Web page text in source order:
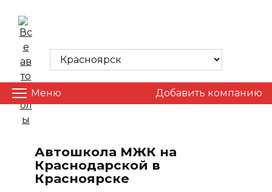
content
Меню Добавить компанию
Автошкола МЖК на
Краснодарской в
Красноярске